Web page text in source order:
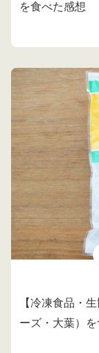
を食べた感想
【冷凍食品・
ーズ・大葉）